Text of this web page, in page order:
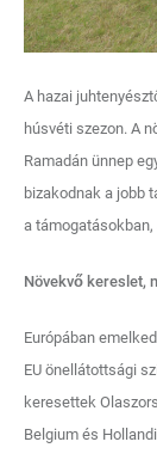
A hazai
húsvéti szezon. A
Ramadán ünnep
bizakodnak a jobb
a
Növekvő kereslet,
Európában
EU önellátottsági
keresettek
Belgium és